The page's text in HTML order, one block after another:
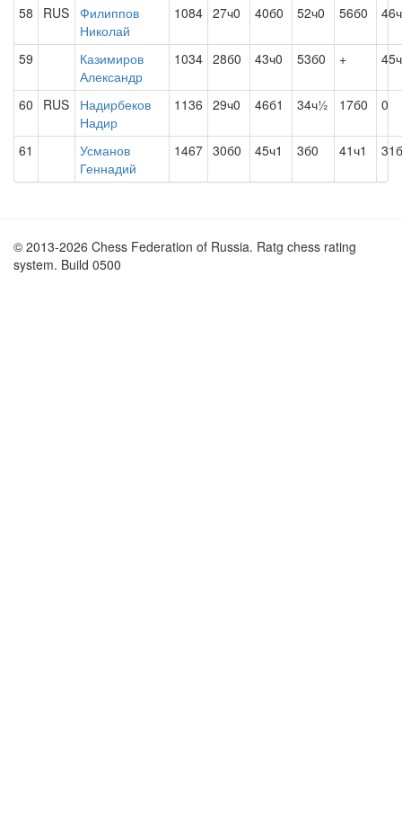
58 RUS Филиппов
Николай
1084 27ч0 40б0 52ч0 56б0
59
Казимиров
Александр
1034 28б0 43ч0 53б0 +
60 RUS
Надирбеков
Надир
1136 29ч0 46б1 34ч½ 17б0 0
61
Усманов
Геннадий
1467 30б0 45ч1 3б0 41ч1
© 2013-2026 Chess Federation of Russia. Ratg chess rating
system. Build 0500